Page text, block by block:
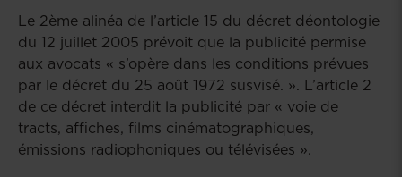
Le 2ème alinéa de l’article 15 du décret déontologie
du 12 juillet 2005 prévoit que la publicité permise
aux avocats « s’opère dans les conditions prévues
par le décret du 25 août 1972 susvisé. ». L’article 2
de ce décret interdit la publicité par « voie de
tracts, affiches, films cinématographiques,
émissions radiophoniques ou télévisées ».